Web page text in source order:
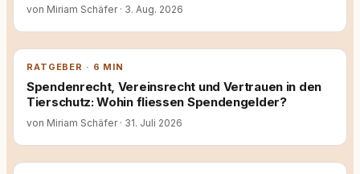
von Miriam Schäfer · 3. Aug. 2026
RATGEBER · 6 MIN
Spendenrecht, Vereinsrecht und Vertrauen in den
Tierschutz: Wohin fliessen Spendengelder?
von Miriam Schäfer · 31. Juli 2026